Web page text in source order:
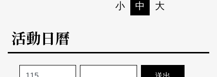
本期專題
歷史專題
活動特區
活動列表
關於我們
小 中 大
活動日曆